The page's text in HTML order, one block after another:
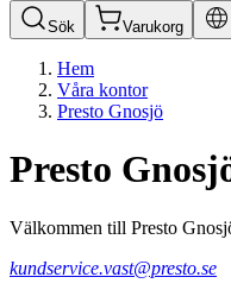
Sök Varukorg
Hem
Våra kontor
Presto Gnosjö
Presto
Välkommen till Presto
kundservice.vast@presto.se